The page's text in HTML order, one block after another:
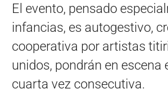
El evento, pensado
infancias, es autogestivo,
cooperativa por artistas
unidos, pondrán en escena
cuarta vez consecutiva.